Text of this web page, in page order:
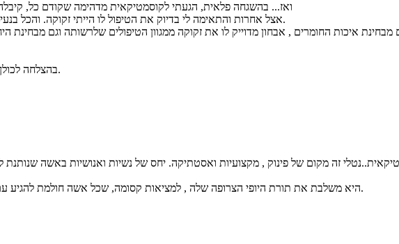
ואז... בהשגחה פלאית, הגעתי לקוסמטיקאית מדהימה שקודם כל,
אצל אחרות והתאימה לי בדיוק את הטיפול לו הייתי זקוקה. והכל
בהצלחה לכולן ותתכונני לקבל המון מחמאות.
היא משלבת את תורת היופי הצרופה שלה , למציאות קסומה, שכל אשה חולמת להגיע עם עצמה לתוצאות הרצויות לה.